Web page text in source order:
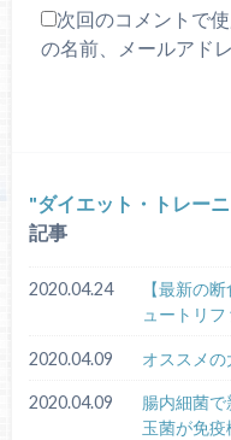
次回のコメントで
の名前、メールアド
ダイエット・トレー
記事
2020.04.24
【最新の
ュートリ
2020.04.09 オススメの
2020.04.09
腸内細菌
玉菌が免疫